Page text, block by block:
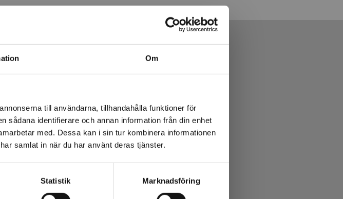
Om
till användarna, tillhandahålla funktioner för
sådana identifierare och annan information från din enhet
med. Dessa kan i sin tur kombinera informationen
samlat in när du har använt deras tjänster.
Statistik Marknadsföring
studentlitteratur.se via en
inte leveranser utanför
ett köp måste
Läs mer
Vindkraft